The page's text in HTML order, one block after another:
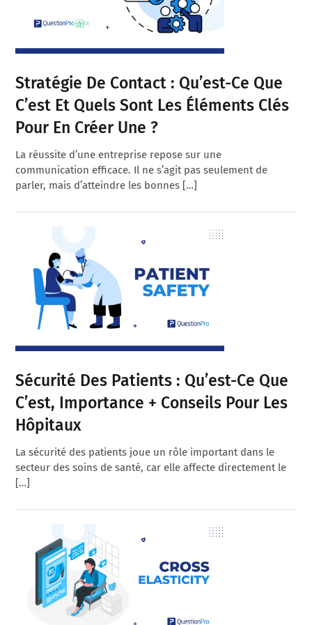
Stratégie De Contact : Qu’est-Ce Que
C’est Et Quels Sont Les Éléments Clés
Pour En Créer Une ?
La réussite d’une entreprise repose sur une
communication efficace. Il ne s’agit pas seulement de
parler, mais d’atteindre les bonnes […]
Sécurité Des Patients : Qu’est-Ce Que
C’est, Importance + Conseils Pour Les
Hôpitaux
La sécurité des patients joue un rôle important dans le
secteur des soins de santé, car elle affecte directement le
[…]